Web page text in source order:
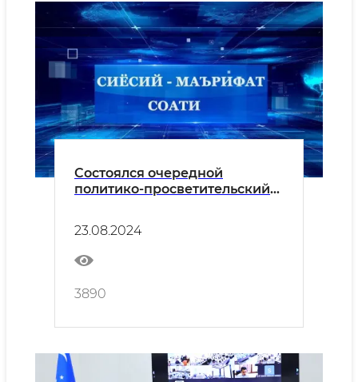
Состоялся очередной
политико-просветительский
23.08.2024
3890